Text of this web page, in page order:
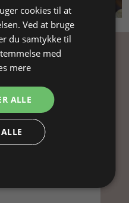
og få
og tips til din
cookies til at
Ved at bruge
du samtykke til
med
mere
ALLE